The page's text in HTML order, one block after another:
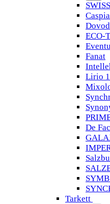
Dovod
ECO-
Fanat
Lirio
De
Tarkett